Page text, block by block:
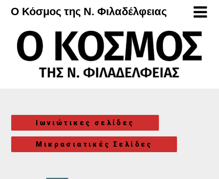
Μετάβαση
περιεχόμενο
Ο Κόσμος της Ν. Φιλαδέλφειας
Ιωνιώτικες σελίδες
Μικρασιατικές Σελίδες